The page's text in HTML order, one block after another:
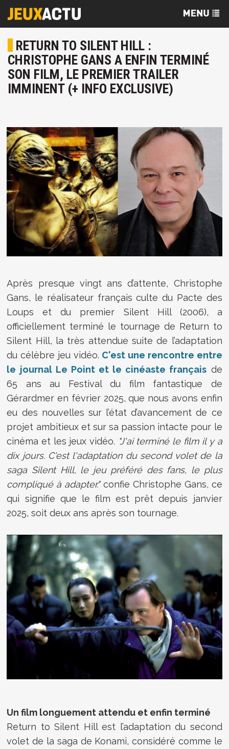
RETURN TO SILENT HILL :
CHRISTOPHE GANS A ENFIN TERMINÉ
SON FILM, LE PREMIER TRAILER
IMMINENT (+ INFO EXCLUSIVE)
Après presque vingt ans d’attente, Christophe
Gans, le réalisateur français culte du Pacte des
Loups et du premier Silent Hill (2006), a
officiellement terminé le tournage de Return to
Silent Hill, la très attendue suite de l’adaptation
du célèbre jeu vidéo. C'est une rencontre entre
le journal Le Point et le cinéaste français de
65 ans au Festival du film fantastique de
Gérardmer en février 2025, que nous avons enfin
eu des nouvelles sur l’état d’avancement de ce
projet ambitieux et sur sa passion intacte pour le
cinéma et les jeux vidéo. "J'ai terminé le film il y a
dix jours. C'est l'adaptation du second volet de la
saga Silent Hill, le jeu préféré des fans, le plus
compliqué à adapter."confie Christophe Gans, ce
qui signifie que le film est prêt depuis janvier
2025, soit deux ans après son tournage.
Un film longuement attendu et enfin terminé
Return to Silent Hill est l’adaptation du second
volet de la saga de Konami, considéré comme le